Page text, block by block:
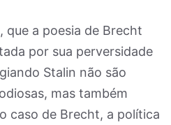
a poesia de Brecht
por sua perversidade
Stalin não são
mas também
caso de Brecht, a política